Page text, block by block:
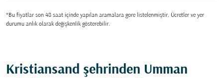
*Bu fiyatlar son 48 saat içinde yapılan aramalara gore listelenmiştir. Ücretler ve yer
durumu anlık olarak değişkenlik gösterebilir.
Kristiansand şehrinden Umman